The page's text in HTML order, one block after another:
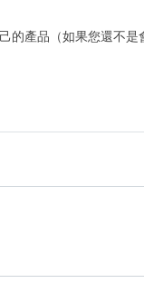
的產品（如果您還不